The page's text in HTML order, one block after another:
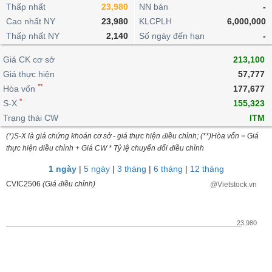
lỗ
dịch
nội
Niên
giám
Tài
liệu
cổ
Định
giá
ngoài
doanh
Top
cổ
phiếu
ngành
dịch
Chứng
quyền
quan
Thống
giao
dịch
Thống
giao
dịch
Tin
tức
Phân
tích
kỹ
thuật
trực
tuyến
Bộ
lọc
cổ
So
Vĩ
mô
lai
Chứng
quyền
Trái
phiếu
IR
Awards
tạo
Dịch
vụ
Thấp nhất
23,980
Cao nhất NY
23,980
Thấp nhất NY
2,140
NN bán
-
KLCPLH
6,000,000
Số ngày đến hạn
-
Giá CK cơ sở
213,100
Giá thực hiện
57,777
Hòa vốn **
177,677
S-X *
155,323
Trạng thái CW
ITM
(*)S-X là giá chứng khoán cơ sở - giá thực hiện điều chỉnh; (**)Hòa vốn = Giá
thực hiện điều chỉnh + Giá CW * Tỷ lệ chuyển đổi điều chỉnh
1 ngày| 5 ngày| 3 tháng | 6 tháng | 12 tháng
CVIC2506 (Giá điều chỉnh) @Vietstock.vn
23,980
BẤT
ĐỘNG
SẢN
TÀI
CHÍNH
HÀNG